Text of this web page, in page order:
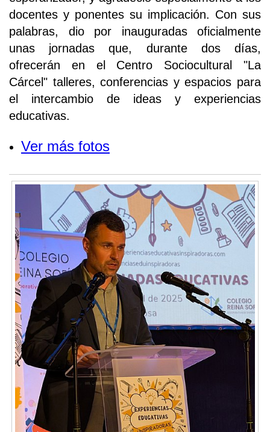
docentes y ponentes su implicación. Con sus
palabras, dio por inauguradas oficialmente
unas jornadas que, durante dos días,
ofrecerán en el Centro Sociocultural "La
Cárcel" talleres, conferencias y espacios para
el intercambio de ideas y experiencias
educativas.
Ver más fotos